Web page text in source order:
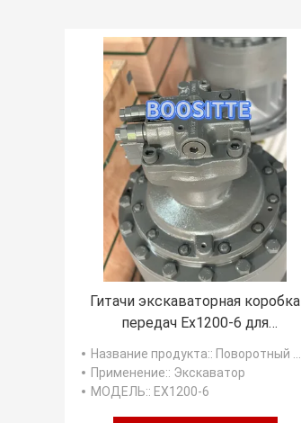
Гитачи экскаваторная коробка
передач Ex1200-6 для
926350 YB60001906
YB60002028 YB60001486
Название продукта:: Поворотный редуктор
Применение:: Экскаватор
МОДЕЛЬ:: EX1200-6